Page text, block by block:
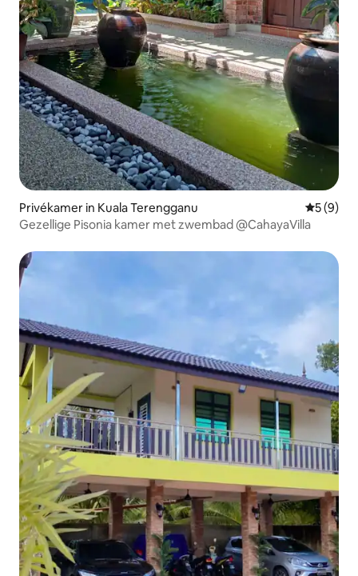
Privékamer in Kuala Terengganu
5 (9)
Gezellige Pisonia kamer met zwembad @CahayaVilla